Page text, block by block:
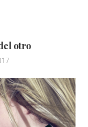
otro